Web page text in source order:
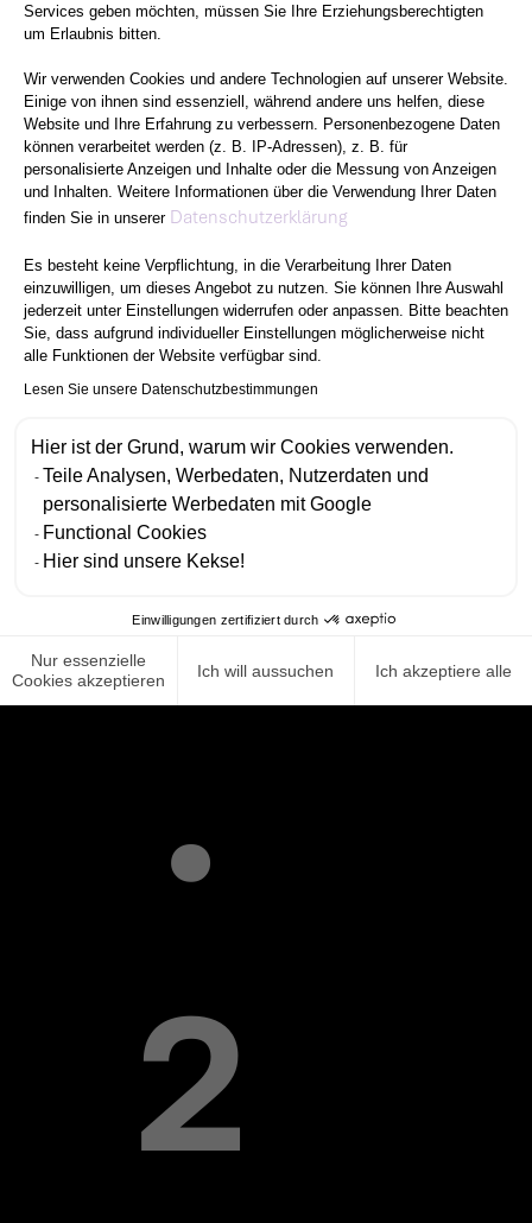
FAKTEN
IN
ZAHLEN.
28
.
2
Services geben möchten, müssen Sie Ihre Erziehungsberechtigten
um Erlaubnis bitten.
Wir verwenden Cookies und andere Technologien auf unserer Website.
Einige von ihnen sind essenziell, während andere uns helfen, diese
Website und Ihre Erfahrung zu verbessern. Personenbezogene Daten
können verarbeitet werden (z. B. IP-Adressen), z. B. für
personalisierte Anzeigen und Inhalte oder die Messung von Anzeigen
und Inhalten. Weitere Informationen über die Verwendung Ihrer Daten
finden Sie in unserer Datenschutzerklärung
Es besteht keine Verpflichtung, in die Verarbeitung Ihrer Daten
einzuwilligen, um dieses Angebot zu nutzen. Sie können Ihre Auswahl
jederzeit unter Einstellungen widerrufen oder anpassen. Bitte beachten
Sie, dass aufgrund individueller Einstellungen möglicherweise nicht
alle Funktionen der Website verfügbar sind.
Lesen Sie unsere Datenschutzbestimmungen
Hier ist der Grund, warum wir Cookies verwenden.
Teile Analysen, Werbedaten, Nutzerdaten und
personalisierte Werbedaten mit Google
Functional Cookies
Hier sind unsere Kekse!
Einwilligungen zertifiziert durch
Nur essenzielle
Cookies akzeptieren
Ich will aussuchen Ich akzeptiere alle
Axeptio consent